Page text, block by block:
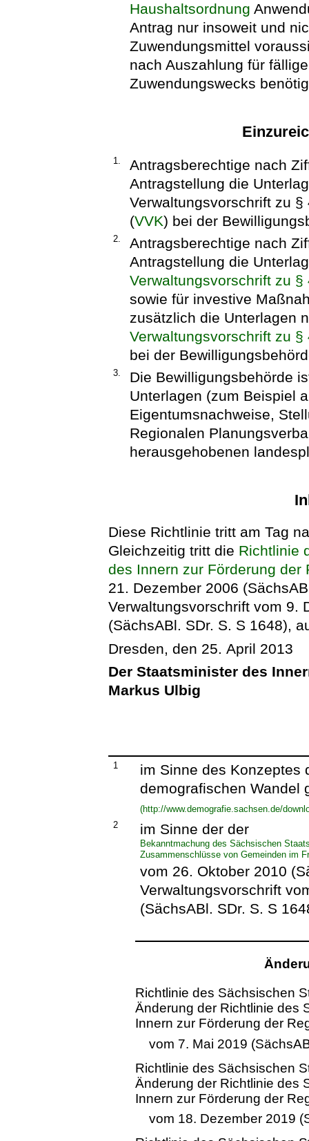
Haushaltsordnung
Antrag nur insoweit und
Zuwendungsmittel
nach Auszahlung für
Zuwendungswecks
1.
Antragsberechtige nach
Antragstellung die
Verwaltungsvorschrift zu
(VVK) bei der
2.
Antragsberechtige nach
Antragstellung die
Verwaltungsvorschrift zu
sowie für investive
zusätzlich die Unterlagen
Verwaltungsvorschrift zu
bei der
3.
Die Bewilligungsbehörde
Unterlagen (zum Beispiel
Eigentumsnachweise,
Regionalen
herausgehobenen
Diese Richtlinie tritt am Tag
Gleichzeitig tritt die Richtlinie
des Innern zur Förderung der
21. Dezember 2006
Verwaltungsvorschrift vom 9.
(SächsABl. SDr. S. S 1648),
Dresden, den 25. April 2013
Der Staatsminister des
Markus Ulbig
1
im Sinne des Konzeptes
demografischen Wandel
(http://www.demografie.sachsen.de/
2
im Sinne der der
Bekanntmachung des Sächsischen
Zusammenschlüsse von Gemeinden im
vom 26. Oktober 2010
Verwaltungsvorschrift
(SächsABl. SDr. S. S
Richtlinie des Sächsischen
Änderung der Richtlinie des
Innern zur Förderung der
vom 7. Mai 2019
Richtlinie des Sächsischen
Änderung der Richtlinie des
Innern zur Förderung der
vom 18. Dezember 2019